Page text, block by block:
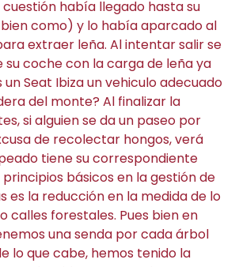
cuestión había llegado hasta su
como) y lo había aparcado al
extraer leña. Al intentar salir se
su coche con la carga de leña ya
un Seat Ibiza un vehiculo adecuado
del monte? Al finalizar la
si alguien se da un paseo por
de recolectar hongos, verá
tiene su correspondiente
principios básicos en la gestión de
es la reducción en la medida de lo
calles forestales. Pues bien en
una senda por cada árbol
lo que cabe, hemos tenido la